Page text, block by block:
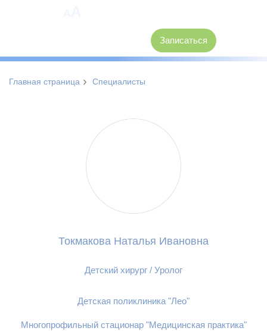
Записаться
Главная страница › Специалисты
Токмакова Наталья Ивановна
Детский хирург / Уролог
Детская поликлиника "Лео"
Многопрофильный стационар "Медицинская практика"